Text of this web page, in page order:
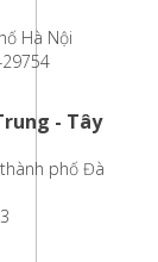
Hà Nội
- Tây
phố Đà